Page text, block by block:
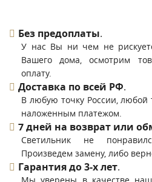
Без предоплаты.
У нас Вы ни чем не
Вашего дома, осмотрим
оплату.
Доставка по всей РФ.
В любую точку России, любой
наложенным платежом.
7 дней на возврат или
Светильник не
Произведем замену, либо
Гарантия до 3-х лет.